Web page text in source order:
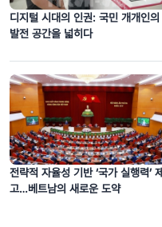
디지털 시대의 인권: 국민 개개인의
발전 공간을 넓히다
전략적 자율성 기반 ‘국가 실행력’ 제
고…베트남의 새로운 도약